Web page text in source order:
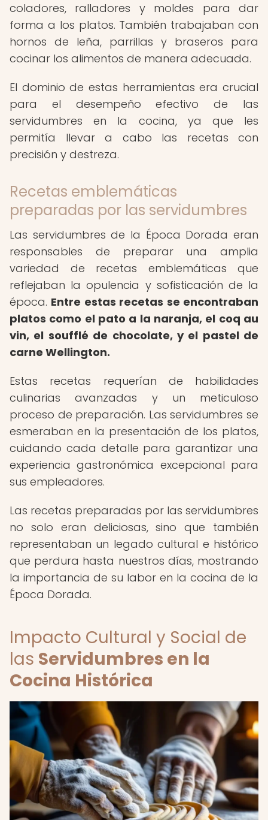
coladores, ralladores y moldes para dar
forma a los platos. También trabajaban con
hornos de leña, parrillas y braseros para
cocinar los alimentos de manera adecuada.
El dominio de estas herramientas era crucial
para el desempeño efectivo de las
servidumbres en la cocina, ya que les
permitía llevar a cabo las recetas con
precisión y destreza.
Recetas emblemáticas
preparadas por las servidumbres
Las servidumbres de la Época Dorada eran
responsables de preparar una amplia
variedad de recetas emblemáticas que
reflejaban la opulencia y sofisticación de la
época. Entre estas recetas se encontraban
platos como el pato a la naranja, el coq au
vin, el soufflé de chocolate, y el pastel de
carne Wellington.
Estas recetas requerían de habilidades
culinarias avanzadas y un meticuloso
proceso de preparación. Las servidumbres se
esmeraban en la presentación de los platos,
cuidando cada detalle para garantizar una
experiencia gastronómica excepcional para
sus empleadores.
Las recetas preparadas por las servidumbres
no solo eran deliciosas, sino que también
representaban un legado cultural e histórico
que perdura hasta nuestros días, mostrando
la importancia de su labor en la cocina de la
Época Dorada.
Impacto Cultural y Social de
las Servidumbres en la
Cocina Histórica